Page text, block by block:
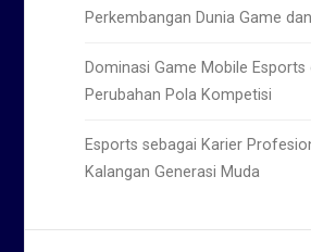
Perkembangan Dunia Game
Dominasi Game Mobile
Perubahan Pola Kompetisi
Esports sebagai Karier
Kalangan Generasi Muda